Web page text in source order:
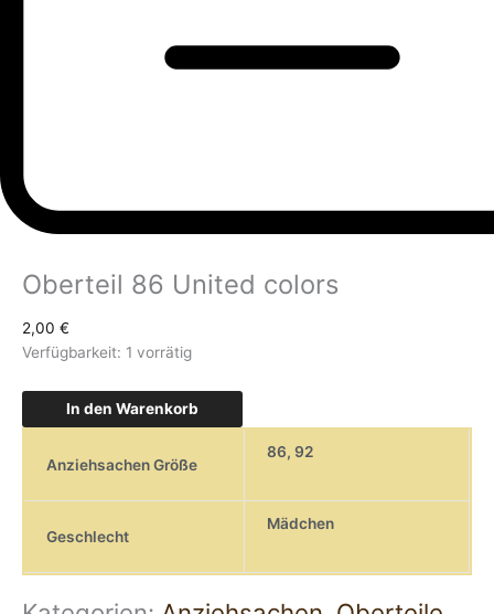
Oberteil 86 United colors
2,00 €
Verfügbarkeit: 1 vorrätig
In den Warenkorb
Anziehsachen Größe
86, 92
Geschlecht
Mädchen